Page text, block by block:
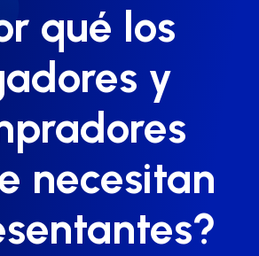
qué los
y
necesitan